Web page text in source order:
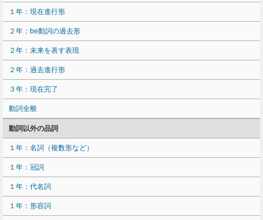
１年：現在進行形
２年：be動詞の過去形
２年：未来を表す表現
２年：過去進行形
３年：現在完了
動詞全般
動詞以外の品詞
１年：名詞（複数形など）
１年：冠詞
１年：代名詞
１年：形容詞